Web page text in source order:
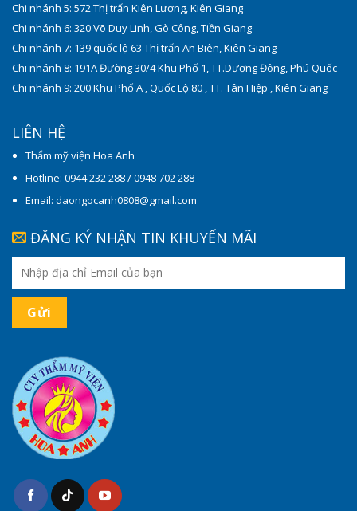
Chi nhánh 5: 572 Thị trấn Kiên Lương, Kiên Giang
Chi nhánh 6: 320 Võ Duy Linh, Gò Công, Tiền Giang
Chi nhánh 7: 139 quốc lộ 63 Thị trấn An Biên, Kiên Giang
Chi nhánh 8: 191A Đường 30/4 Khu Phố 1, TT.Dương Đông, Phú Quốc
Chi nhánh 9: 200 Khu Phố A , Quốc Lộ 80 , TT. Tân Hiệp , Kiên Giang
LIÊN HỆ
Thẩm mỹ viện Hoa Anh
Hotline: 0944 232 288 / 0948 702 288
Email: daongocanh0808@gmail.com
ĐĂNG KÝ NHẬN TIN KHUYẾN MÃI